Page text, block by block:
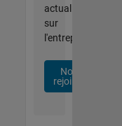
actualités
sur
l'entreprise.
Nous
rejoindre